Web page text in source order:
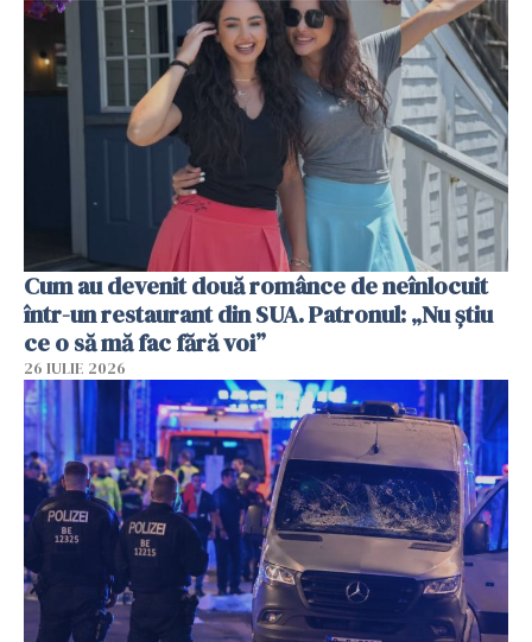
Cum au devenit două românce de neînlocuit
într-un restaurant din SUA. Patronul: „Nu știu
ce o să mă fac fără voi”
26 IULIE 2026